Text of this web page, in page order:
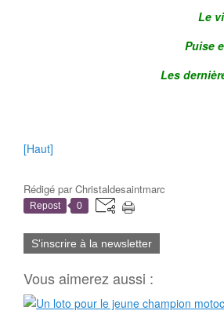
Le
Puise
Les
[Haut]
Rédigé parChristaldesaintmarc
Repost 0
S'inscrire à la newsletter
Vous aimerez aussi :